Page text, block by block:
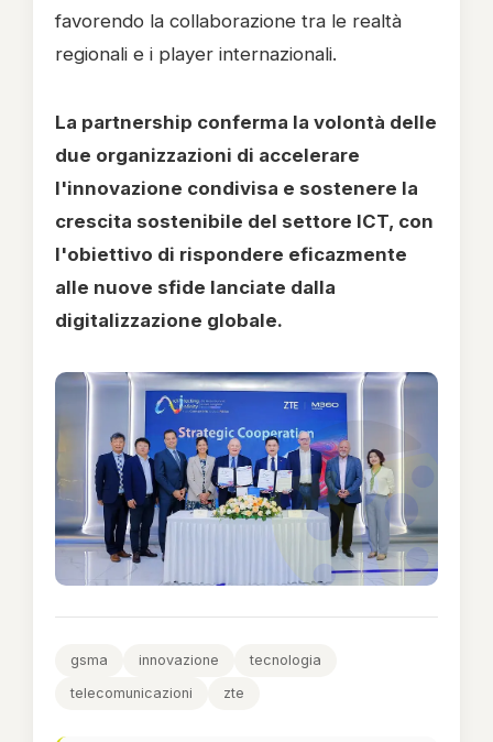
favorendo la collaborazione tra le realtà
regionali e i player internazionali.
La partnership conferma la volontà delle
due organizzazioni di accelerare
l'innovazione condivisa e sostenere la
crescita sostenibile del settore ICT, con
l'obiettivo di rispondere eficazmente
alle nuove sfide lanciate dalla
digitalizzazione globale.
gsma innovazione
tecnologia
telecomunicazioni
zte